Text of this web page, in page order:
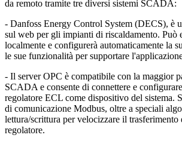
da remoto tramite tre diversi sistemi SCADA:
- Danfoss Energy Control System (DECS), è
sul web per gli impianti di riscaldamento. Può
localmente e configurerà automaticamente la
le sue funzionalità per supportare
- Il server OPC è compatibile con la maggior
SCADA e consente di connettere e
regolatore ECL come dispositivo del sistema.
di comunicazione Modbus, oltre a speciali
lettura/scrittura per velocizzare il trasferimento
regolatore.